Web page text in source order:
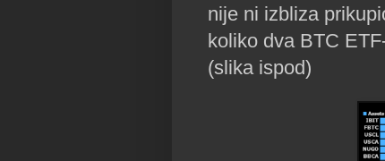
nije ni izbliza
koliko dva BTC
(slika ispod)